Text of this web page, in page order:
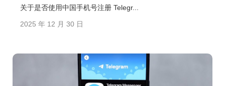
关于是否使用中国手机号注册 Telegr...
2025 年 12 月 30 日